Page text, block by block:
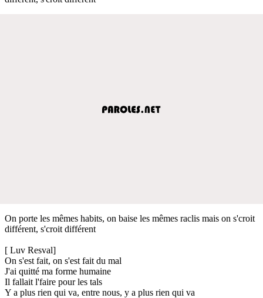
On porte les mêmes habits, on baise les mêmes raclis mais on s'croit
différent, s'croit différent
[ Luv Resval]
On s'est fait, on s'est fait du mal
J'ai quitté ma forme humaine
Il fallait l'faire pour les tals
Y a plus rien qui va, entre nous, y a plus rien qui va